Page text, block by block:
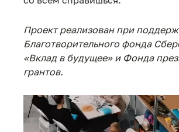
Проект реализован при
Благотворительного фонда
«Вклад в будущее» и Фонда
грантов.